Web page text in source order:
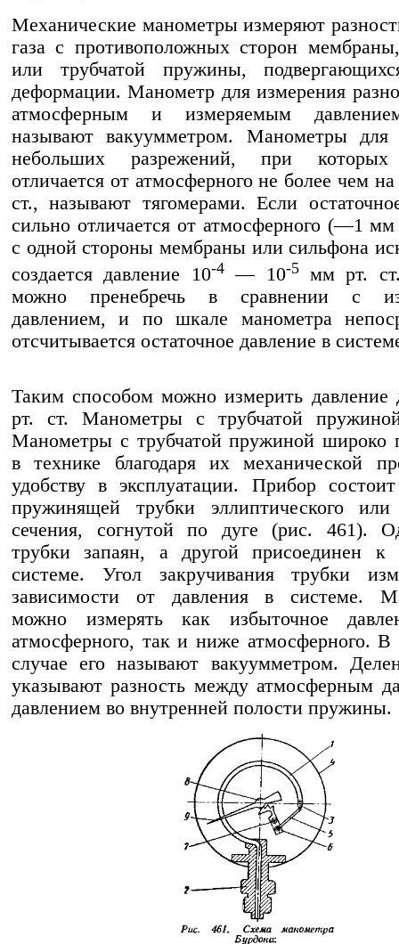
Механические манометры измеряют
газа с противоположных сторон
или трубчатой пружины,
деформации. Манометр для измерения
атмосферным и измеряемым
называют вакуумметром. Манометры для
небольших разрежений, при которых
отличается от атмосферного не более чем
ст., называют тягомерами. Если
сильно отличается от атмосферного (—1 мм
с одной стороны мембраны или сильфона
создается давление 10-4— 10-5мм рт.
можно пренебречь в сравнении с
давлением, и по шкале манометра
отсчитывается остаточное давление в
Таким способом можно измерить давление
рт. ст. Манометры с трубчатой
Манометры с трубчатой пружиной широко
в технике благодаря их механической
удобству в эксплуатации. Прибор
пружинящей трубки эллиптического или
сечения, согнутой по дуге (рис. 461).
трубки запаян, а другой присоединен к
системе. Угол закручивания трубки
зависимости от давления в системе.
можно измерять как избыточное
атмосферного, так и ниже атмосферного. В
случае его называют вакуумметром.
указывают разность между атмосферным
давлением во внутренней полости пружины.